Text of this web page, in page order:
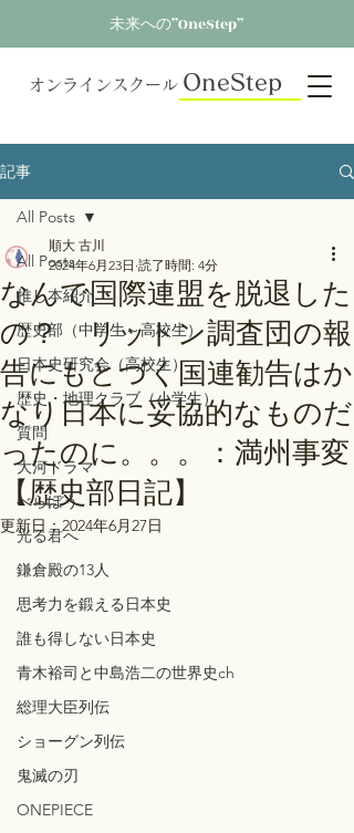
未来への”OneStep”
オンラインスクール OneStep
記事
All Posts
推し本紹介
歴史部（中学生～高校生）
日本史研究会（高校生）
歴史・地理クラブ（小学生）
質問
大河ドラマ
べらぼう
光る君へ
鎌倉殿の13人
思考力を鍛える日本史
誰も得しない日本史
青木裕司と中島浩二の世界史ch
総理大臣列伝
ショーグン列伝
鬼滅の刃
ONEPIECE
All Posts
なんで国際連盟を脱退した
の？ リットン調査団の報
告にもとづく国連勧告はか
なり日本に妥協的なものだ
ったのに。。。：満州事変
【歴史部日記】
順大 古川
2024年6月23日 読了時間: 4分
更新日：2024年6月27日